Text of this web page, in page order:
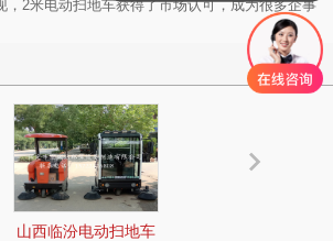
，2米电动扫地车获得了市场认可，成为很多企事
山西临汾电动扫地车